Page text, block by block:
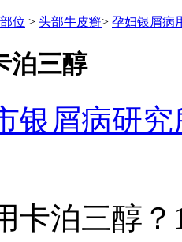
位 > 头部牛皮癣> 孕妇银屑病
泊三醇
银屑病研究
卡泊三醇